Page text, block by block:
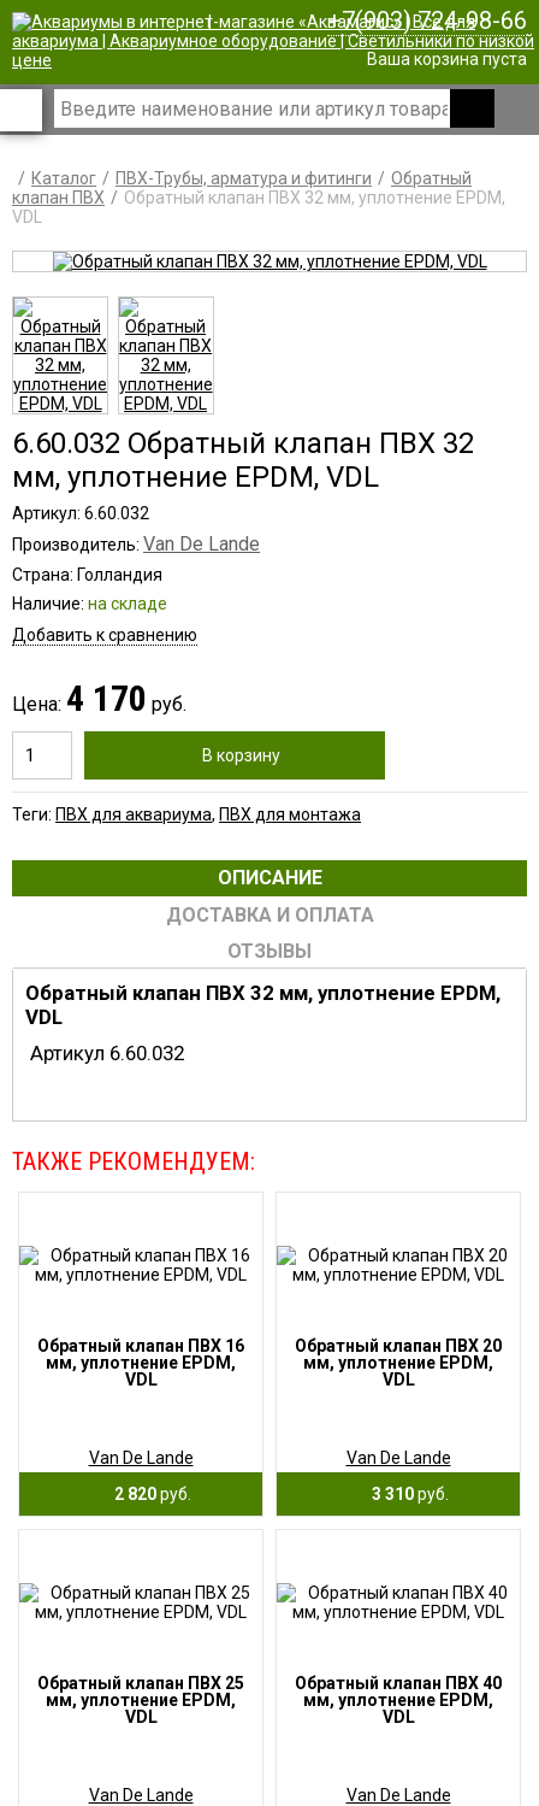
| +7(903) 724-98-66
Ваша корзина пуста
Каталог ПВХ-Трубы, арматура и фитинги
Обратный
клапан ПВХ
Обратный клапан ПВХ 32 мм, уплотнение EPDM,
VDL
6.60.032 Обратный клапан ПВХ 32
мм, уплотнение EPDM, VDL
Артикул: 6.60.032
Производитель: Van De Lande
Страна: Голландия
Наличие: на складе
Добавить к сравнению
Цена: 4 170 руб.
В корзину
Теги: ПВХ для аквариума, ПВХ для монтажа
ОПИСАНИЕ
ДОСТАВКА И ОПЛАТА
ОТЗЫВЫ
Обратный клапан ПВХ 32 мм, уплотнение EPDM,
VDL
Артикул 6.60.032
ТАКЖЕ РЕКОМЕНДУЕМ:
Обратный клапан ПВХ 16
мм, уплотнение EPDM,
VDL
Van De Lande
2 820руб.
Обратный клапан ПВХ 20
мм, уплотнение EPDM,
VDL
Van De Lande
3 310руб.
Обратный клапан ПВХ 25
мм, уплотнение EPDM,
VDL
Van De Lande
Обратный клапан ПВХ 40
мм, уплотнение EPDM,
VDL
Van De Lande